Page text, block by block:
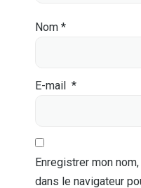
Nom *
E-mail *
Enregistrer mon
dans le navigateur